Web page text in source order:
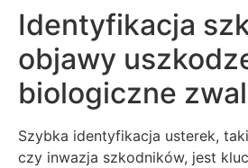
Identyfikacja
objawy
biologiczne
Szybka identyfikacja usterek,
czy inwazja szkodników, jest